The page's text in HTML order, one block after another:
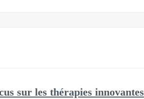
sur les thérapies innovantes